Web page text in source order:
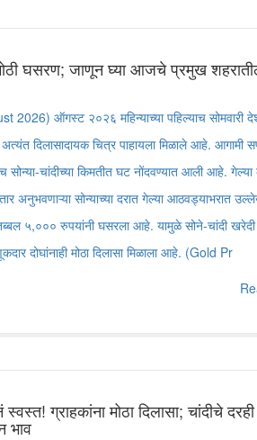
मोठी घसरण; जाणून घ्या आजचे प्रमुख
ऑगस्ट २०२६ महिन्याच्या पहिल्याच सोमवारी
अत्यंत दिलासादायक चित्र पाहायला मिळाले आहे. आगामी
सोन्या-चांदीच्या किमतीत घट नोंदवण्यात आली आहे. गेल्या
अनुभवणाऱ्या सोन्याच्या दरात गेल्या आठवड्याभरात
५,००० रुपयांनी घसरला आहे. यामुळे सोने-चांदी
दोघांनाही मोठा दिलासा मिळाला आहे. (Gold Pr
ग्राहकांना मोठा दिलासा; चांदीचे
भाव